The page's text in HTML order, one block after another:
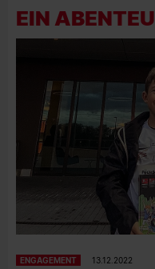
EIN
ENGAGEMENT 13.12.2022